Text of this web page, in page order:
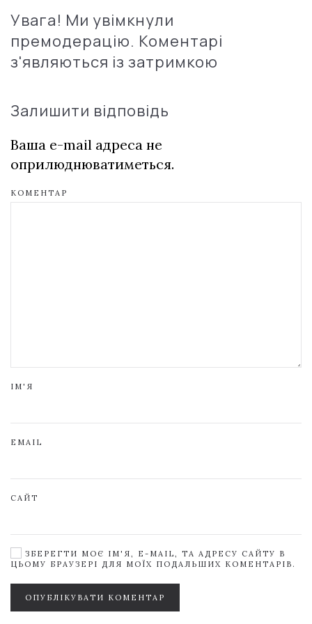
Увага! Ми увімкнули
премодерацію. Коментарі
з'являються із затримкою
Залишити відповідь
Ваша e-mail адреса не
оприлюднюватиметься.
КОМЕНТАР
ІМ'Я
EMAIL
САЙТ
ЗБЕРЕГТИ МОЄ ІМ'Я, E-MAIL, ТА АДРЕСУ САЙТУ В
ЦЬОМУ БРАУЗЕРІ ДЛЯ МОЇХ ПОДАЛЬШИХ КОМЕНТАРІВ.
ОПУБЛІКУВАТИ КОМЕНТАР